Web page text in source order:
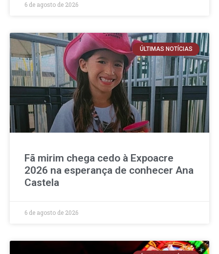
6 de agosto de 2026
ÚLTIMAS NOTÍCIAS
Fã mirim chega cedo à Expoacre
2026 na esperança de conhecer Ana
Castela
6 de agosto de 2026